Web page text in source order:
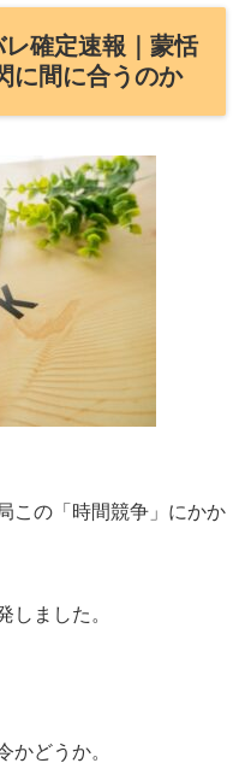
確定速報｜蒙恬
に間に合うのか
この「時間競争」にかか
しました。
かどうか。